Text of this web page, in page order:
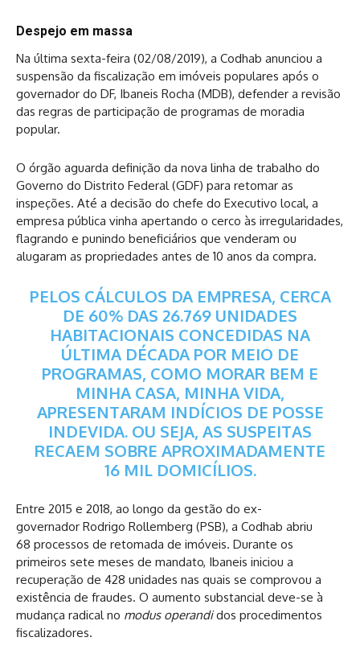
Despejo em massa
Na última sexta-feira (02/08/2019), a Codhab anunciou a
suspensão da fiscalização em imóveis populares após o
governador do DF, Ibaneis Rocha (MDB), defender a revisão
das regras de participação de programas de moradia
popular.
O órgão aguarda definição da nova linha de trabalho do
Governo do Distrito Federal (GDF) para retomar as
inspeções. Até a decisão do chefe do Executivo local, a
empresa pública vinha apertando o cerco às irregularidades,
flagrando e punindo beneficiários que venderam ou
alugaram as propriedades antes de 10 anos da compra.
PELOS CÁLCULOS DA EMPRESA, CERCA
DE 60% DAS 26.769 UNIDADES
HABITACIONAIS CONCEDIDAS NA
ÚLTIMA DÉCADA POR MEIO DE
PROGRAMAS, COMO MORAR BEM E
MINHA CASA, MINHA VIDA,
APRESENTARAM INDÍCIOS DE POSSE
INDEVIDA. OU SEJA, AS SUSPEITAS
RECAEM SOBRE APROXIMADAMENTE
16 MIL DOMICÍLIOS.
Entre 2015 e 2018, ao longo da gestão do ex-
governador Rodrigo Rollemberg (PSB), a Codhab abriu
68 processos de retomada de imóveis. Durante os
primeiros sete meses de mandato, Ibaneis iniciou a
recuperação de 428 unidades nas quais se comprovou a
existência de fraudes. O aumento substancial deve-se à
mudança radical no modus operandidos procedimentos
fiscalizadores.